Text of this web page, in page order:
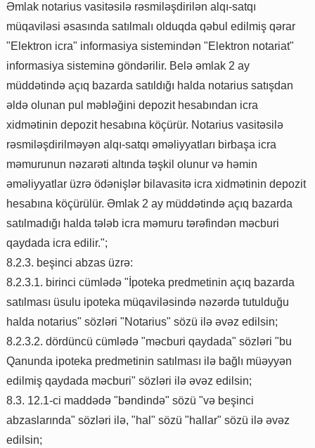
Əmlak notarius vasitəsilə rəsmiləşdirilən alqı-satqı
müqaviləsi əsasında satılmalı olduqda qəbul edilmiş qərar
"Elektron icra" informasiya sistemindən "Elektron notariat"
informasiya sisteminə göndərilir. Belə əmlak 2 ay
müddətində açıq bazarda satıldığı halda notarius satışdan
əldə olunan pul məbləğini depozit hesabından icra
xidmətinin depozit hesabına köçürür. Notarius vasitəsilə
rəsmiləşdirilməyən alqı-satqı əməliyyatları birbaşa icra
məmurunun nəzarəti altında təşkil olunur və həmin
əməliyyatlar üzrə ödənişlər bilavasitə icra xidmətinin depozit
hesabına köçürülür. Əmlak 2 ay müddətində açıq bazarda
satılmadığı halda tələb icra məmuru tərəfindən məcburi
qaydada icra edilir.";
8.2.3. beşinci abzas üzrə:
8.2.3.1. birinci cümlədə "İpoteka predmetinin açıq bazarda
satılması üsulu ipoteka müqaviləsində nəzərdə tutulduğu
halda notarius" sözləri "Notarius" sözü ilə əvəz edilsin;
8.2.3.2. dördüncü cümlədə "məcburi qaydada" sözləri "bu
Qanunda ipoteka predmetinin satılması ilə bağlı müəyyən
edilmiş qaydada məcburi" sözləri ilə əvəz edilsin;
8.3. 12.1-ci maddədə "bəndində" sözü "və beşinci
abzaslarında" sözləri ilə, "hal" sözü "hallar" sözü ilə əvəz
edilsin;